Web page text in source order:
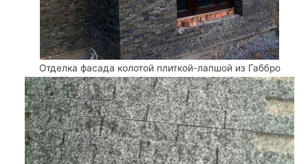
Отделка фасада колотой плиткой-лапшой из Габбро